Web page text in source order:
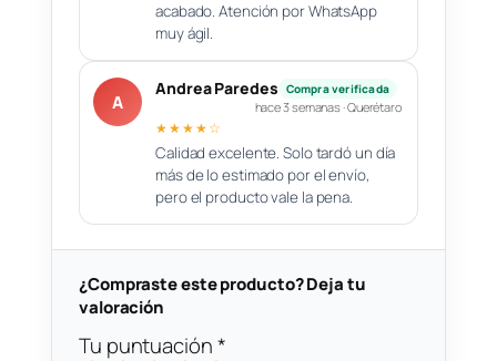
acabado. Atención por WhatsApp
muy ágil.
A
Andrea Paredes Compra verificada
hace 3 semanas · Querétaro
★★★★☆
Calidad excelente. Solo tardó un día
más de lo estimado por el envío,
pero el producto vale la pena.
¿Compraste este producto? Deja tu
valoración
Tu puntuación*